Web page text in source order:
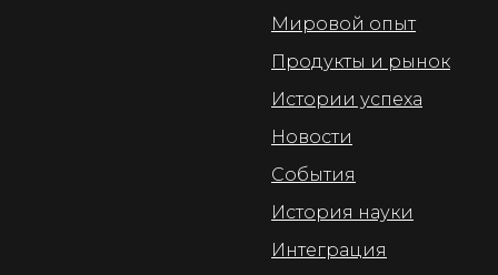
Мировой опыт
Продукты и рынок
Истории успеха
Новости
События
История науки
Интеграция